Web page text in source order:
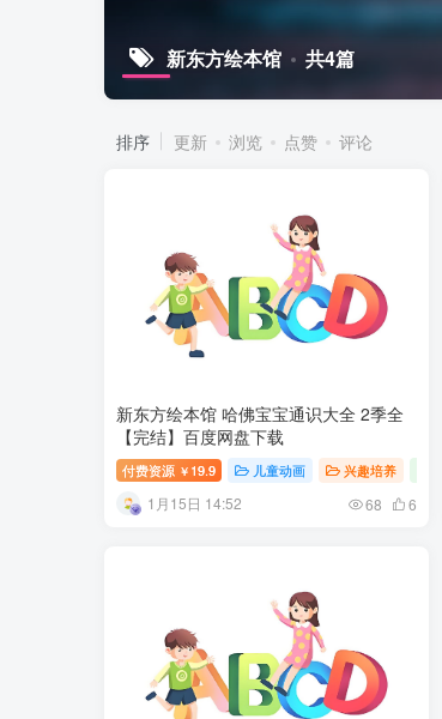
新东方绘本馆 共4篇
排序 更新 浏览 点赞 评论
新东方绘本馆 哈佛宝宝通识大全 2季全
【完结】百度网盘下载
付费资源 ￥ 19.9 儿童动画 兴趣培养
1月15日 14:52 68 6